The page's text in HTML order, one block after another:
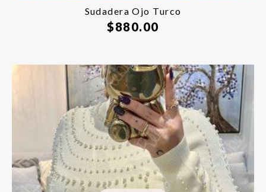
Sudadera Ojo Turco
$880.00